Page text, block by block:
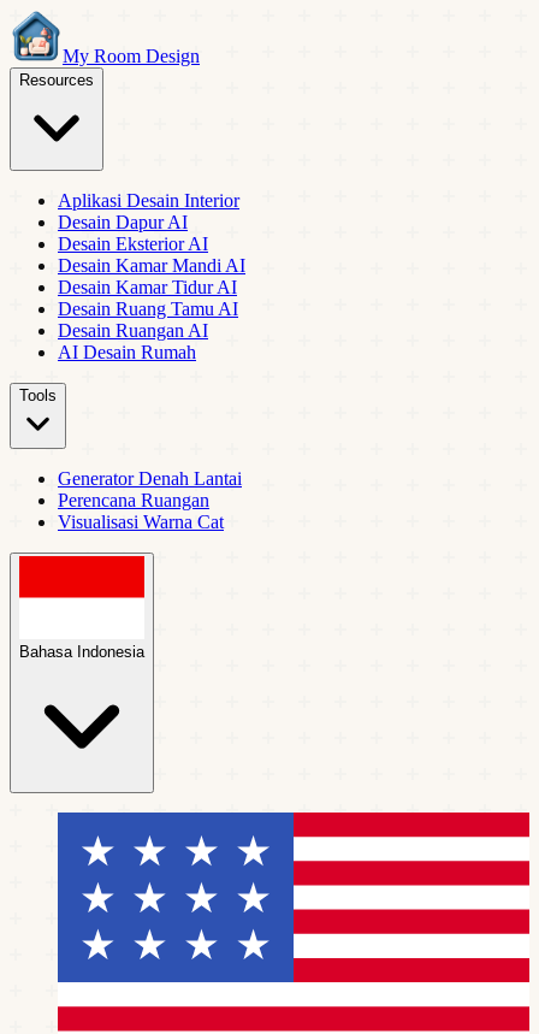
My Room Design
Resources
Aplikasi Desain Interior
Desain Dapur AI
Desain Eksterior AI
Desain Kamar Mandi AI
Desain Kamar Tidur AI
Desain Ruang Tamu AI
Desain Ruangan AI
AI Desain Rumah
Tools
Generator Denah Lantai
Perencana Ruangan
Visualisasi Warna Cat
Bahasa Indonesia